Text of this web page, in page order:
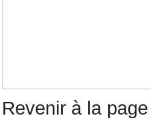
Revenir à la